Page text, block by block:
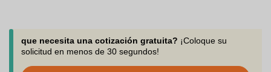
promocional.
que necesita una cotización gratuita? ¡Coloque su
solicitud en menos de 30 segundos!